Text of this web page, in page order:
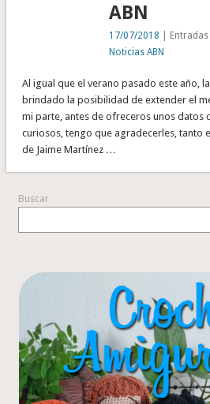
ABN
17/07/2018 |
Noticias ABN
Al igual que el verano pasado este año,
brindado la posibilidad de extender el
mi parte, antes de ofreceros unos datos
curiosos, tengo que agradecerles, tanto
de Jaime Martínez …
Buscar